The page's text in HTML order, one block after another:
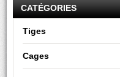
CATÉGORIES
Tiges
Cages